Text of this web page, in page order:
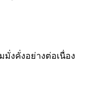
งคั่งอย่างต่อเนื่อง